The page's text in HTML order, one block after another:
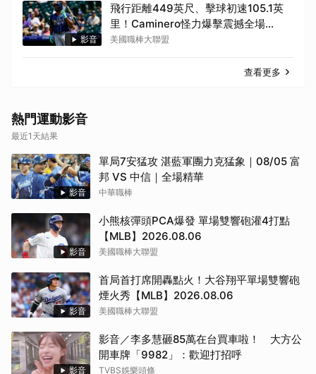
影音
飛行距離449英尺、擊球初速105.1英
里！Caminero怪力爆擊震撼全場
【MLB】2026.08.06
美國職棒大聯盟
查看更多
熱門運動影音
最近1天結果
影音
單局7安猛攻 湛藍軍團力克猛象｜08/05 富
邦 VS 中信｜全場精華
中華職棒
影音
小熊核彈頭PCA爆發 單場雙響砲灌4打點
【MLB】2026.08.06
美國職棒大聯盟
影音
首局首打席開轟點火！大谷翔平單場雙響砲
煙火秀【MLB】2026.08.06
美國職棒大聯盟
影音
影音／李多慧砸85萬在台買車啦！ 大方公
開車牌「9982」：歡迎打招呼
TVBS娛樂頭條